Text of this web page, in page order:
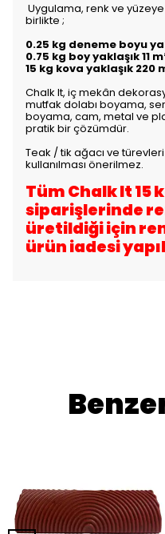
Uygulama, renk ve
birlikte ;
0.25 kg deneme boyu
0.75 kg boy yaklaşık 11
15 kg kova yaklaşık 220
Chalk It, iç mekân
mutfak dolabı boyama,
boyama, cam, metal ve
pratik bir çözümdür.
Teak / tik ağacı ve
kullanılması önerilmez.
Tüm Chalk It 15
siparişlerinde
üretildiği için
ürün iadesi